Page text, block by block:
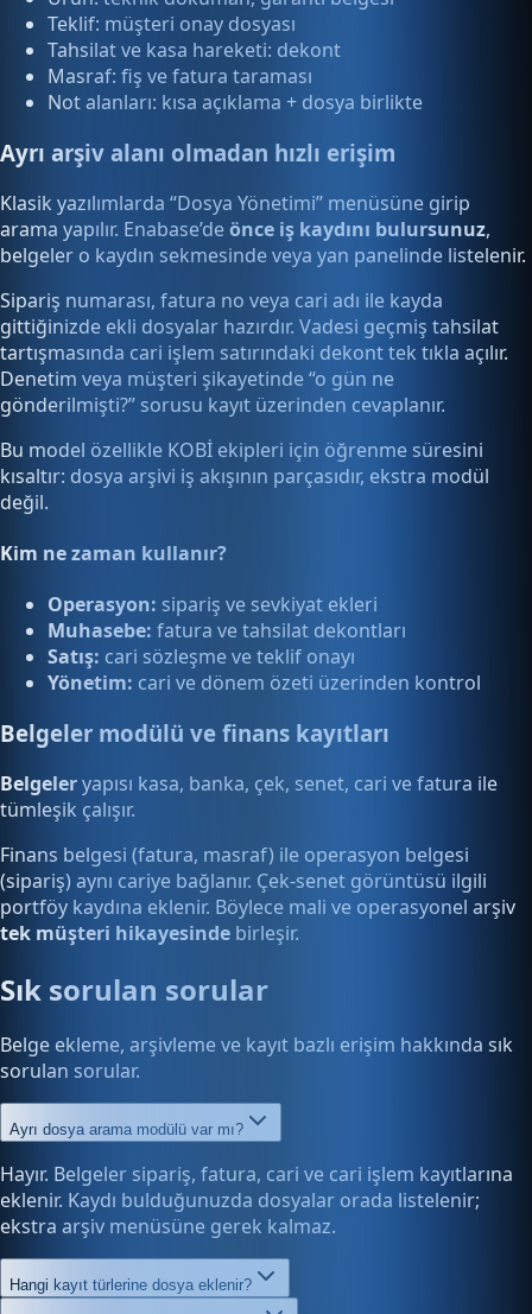
Teklif: müşteri onay dosyası
Tahsilat ve kasa hareketi: dekont
Masraf: fiş ve fatura taraması
Not alanları: kısa açıklama + dosya birlikte
Ayrı arşiv alanı olmadan hızlı erişim
Klasik yazılımlarda “Dosya Yönetimi” menüsüne girip
arama yapılır. Enabase’deönce iş kaydını bulursunuz,
belgeler o kaydın sekmesinde veya yan panelinde listelenir.
Sipariş numarası, fatura no veya cari adı ile kayda
gittiğinizde ekli dosyalar hazırdır. Vadesi geçmiş tahsilat
tartışmasında cari işlem satırındaki dekont tek tıkla açılır.
Denetim veya müşteri şikayetinde “o gün ne
gönderilmişti?” sorusu kayıt üzerinden cevaplanır.
Bu model özellikle KOBİ ekipleri için öğrenme süresini
kısaltır: dosya arşivi iş akışının parçasıdır, ekstra modül
değil.
Kim ne zaman kullanır?
Operasyon: sipariş ve sevkiyat ekleri
Muhasebe: fatura ve tahsilat dekontları
Satış: cari sözleşme ve teklif onayı
Yönetim: cari ve dönem özeti üzerinden kontrol
Belgeler modülü ve finans kayıtları
Belgeleryapısı kasa, banka, çek, senet, cari ve fatura ile
tümleşik çalışır.
Finans belgesi (fatura, masraf) ile operasyon belgesi
(sipariş) aynı cariye bağlanır. Çek-senet görüntüsü ilgili
portföy kaydına eklenir. Böylece mali ve operasyonel arşiv
tek müşteri hikayesinde birleşir.
Sık sorulan sorular
Belge ekleme, arşivleme ve kayıt bazlı erişim hakkında sık
sorulan sorular.
Ayrı dosya arama modülü var mı?
Hayır. Belgeler sipariş, fatura, cari ve cari işlem kayıtlarına
eklenir. Kaydı bulduğunuzda dosyalar orada listelenir;
ekstra arşiv menüsüne gerek kalmaz.
Hangi kayıt türlerine dosya eklenir?